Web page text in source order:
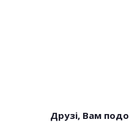
Друзі, Вам